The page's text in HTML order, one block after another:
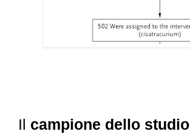
Il campione dello studio